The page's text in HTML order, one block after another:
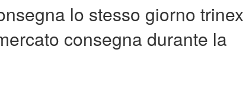
lo stesso giorno trinex
consegna durante la